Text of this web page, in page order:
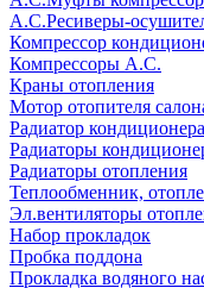
А.С.Ресиверы-
Компрессор
Компрессоры А.С.
Краны отопления
Мотор отопителя
Радиатор
Радиаторы
Радиаторы отопления
Теплообменник,
Эл.вентиляторы
Набор прокладок
Пробка поддона
Прокладка водяного